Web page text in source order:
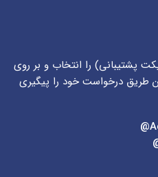
پشتیبانی) را انتخاب و بر روی
طریق درخواست خود را پیگیری